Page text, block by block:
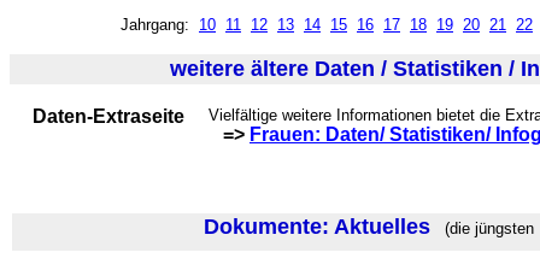
Jahrgang: 10 11 12 13 14 15 16 17 18 19 20 21 22
weitere ältere Daten / Statistiken /
Daten-Extraseite Vielfältige weitere Informationen bietet die
=> Frauen: Daten/ Statistiken/
Dokumente: Aktuelles (die jüngsten